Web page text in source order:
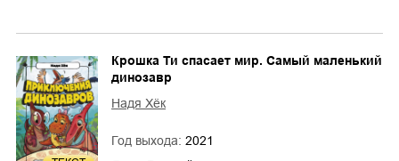
Крошка Ти спасает мир. Самый маленький
динозавр
Надя Хёк
Год выхода: 2021